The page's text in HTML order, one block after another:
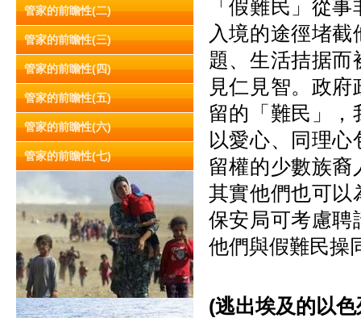
管家的前瞻性(二)
管家的前瞻性(三)
管家的前瞻性(四)
管家的前瞻性(五)
管家的前瞻性(六)
管家的前瞻性(七)
「假難民」從
入境的途徑堵
題、生活拮据
見仁見智。政
留的「難民」
以愛心、同理
留權的少數族
其實他們也可以
保安局可考慮聘
他們與假難民操
(逃出埃及的以色